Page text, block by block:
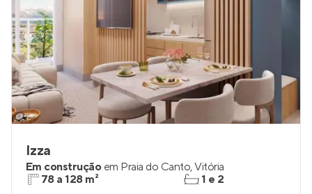
Izza
Em construção em Praia do Canto,Vitória
78 a 128 m²
1 e 2